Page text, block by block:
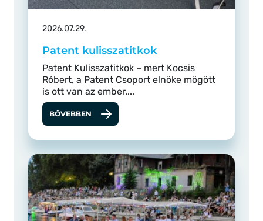
2026.07.29.
Patent kulisszatitkok
Patent Kulisszatitkok – mert Kocsis
Róbert, a Patent Csoport elnöke mögött
is ott van az ember....
BŐVEBBEN